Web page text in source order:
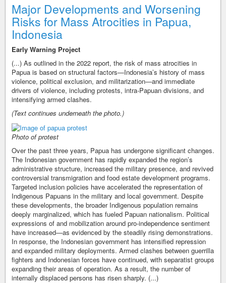
Major Developments and Worsening
Risks for Mass Atrocities in Papua,
Indonesia
Early Warning Project
(...) As outlined in the 2022 report, the risk of mass atrocities in
Papua is based on structural factors—Indonesia’s history of mass
violence, political exclusion, and militarization—and immediate
drivers of violence, including protests, intra-Papuan divisions, and
intensifying armed clashes.
(Text continues underneath the photo.)
Photo of protest
Over the past three years, Papua has undergone significant changes.
The Indonesian government has rapidly expanded the region’s
administrative structure, increased the military presence, and revived
controversial transmigration and food estate development programs.
Targeted inclusion policies have accelerated the representation of
Indigenous Papuans in the military and local government. Despite
these developments, the broader Indigenous population remains
deeply marginalized, which has fueled Papuan nationalism. Political
expressions of and mobilization around pro-independence sentiment
have increased—as evidenced by the steadily rising demonstrations.
In response, the Indonesian government has intensified repression
and expanded military deployments. Armed clashes between guerrilla
fighters and Indonesian forces have continued, with separatist groups
expanding their areas of operation. As a result, the number of
internally displaced persons has risen sharply. (...)